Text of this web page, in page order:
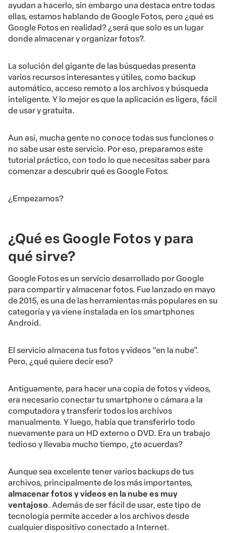
ayudan a hacerlo, sin embargo una destaca entre todas
ellas, estamos hablando de Google Fotos, pero ¿qué es
Google Fotos en realidad? ¿será que solo es un lugar
donde almacenar y organizar fotos?.
La solución del gigante de las búsquedas presenta
varios recursos interesantes y útiles, como backup
automático, acceso remoto a los archivos y búsqueda
inteligente. Y lo mejor es que la aplicación es ligera, fácil
de usar y gratuita.
Aun así, mucha gente no conoce todas sus funciones o
no sabe usar este servicio. Por eso, preparamos este
tutorial práctico, con todo lo que necesitas saber para
comenzar a descubrir qué es Google Fotos.
¿Empezamos?
¿Qué es Google Fotos y para
qué sirve?
Google Fotos es un servicio desarrollado por Google
para compartir y almacenar fotos. Fue lanzado en mayo
de 2015, es una de las herramientas más populares en su
categoría y ya viene instalada en los smartphones
Android.
El servicio almacena tus fotos y videos “en la nube”.
Pero, ¿qué quiere decir eso?
Antiguamente, para hacer una copia de fotos y videos,
era necesario conectar tu smartphone o cámara a la
computadora y transferir todos los archivos
manualmente. Y luego, había que transferirlo todo
nuevamente para un HD externo o DVD. Era un trabajo
tedioso y llevaba mucho tiempo, ¿te acuerdas?
Aunque sea excelente tener varios backups de tus
archivos, principalmente de los más importantes,
almacenar fotos y videos en la nube es muy
ventajoso. Además de ser fácil de usar, este tipo de
tecnología permite acceder a los archivos desde
cualquier dispositivo conectado a Internet.